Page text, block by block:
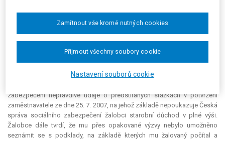
zabezpečení.
Z předložených spisů vyplynuly následující skutečnosti:
Žalobce podal dne 14. 1. 2008 u Městského soudu v Praze žalobu "o
zaplacení náhrady nemajetkové újmy za poskytnutí nepravdivých
osobních poškozujících a difamujících údajů České správě sociálního
zabezpečení nepravdivé údaje o předstíraných srážkách v potvrzení
zaměstnavatele ze dne 25. 7. 2007, na jehož základě nepoukazuje Česká
správa sociálního zabezpečení žalobci starobní důchod v plné výši.
Žalobce dále tvrdí, že mu přes opakované výzvy nebylo umožněno
seznámit se s podklady, na základě kterých mu žalovaný počítal a
Nastavení souborů cookie
Zamítnout vše kromě nutných cookies
Přijmout všechny soubory cookie